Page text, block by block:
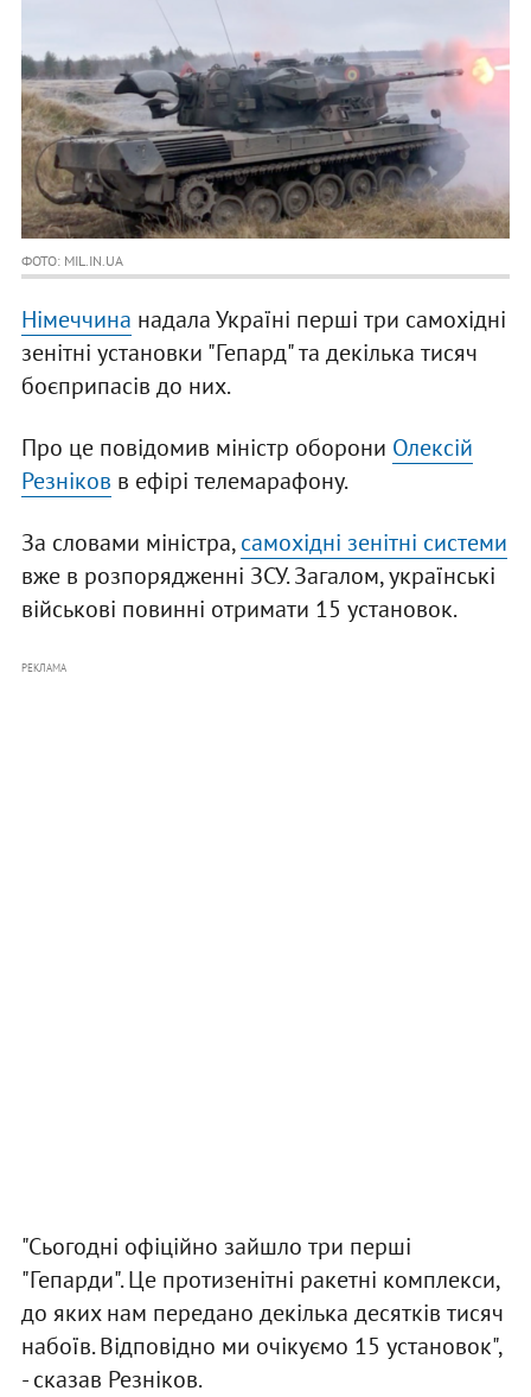
ФОТО: MIL.IN.UA
Німеччина надала Україні перші три самохідні
зенітні установки "Гепард" та декілька тисяч
боєприпасів до них.
Про це повідомив міністр оборони Олексій
Резніков в ефірі телемарафону.
За словами міністра,самохідні зенітні системи
вже в розпорядженні ЗСУ. Загалом, українські
військові повинні отримати 15 установок.
РЕКЛАМА
"Сьогодні офіційно зайшло три перші
"Гепарди". Це протизенітні ракетні комплекси,
до яких нам передано декілька десятків тисяч
набоїв. Відповідно ми очікуємо 15 установок",
- сказав Резніков.